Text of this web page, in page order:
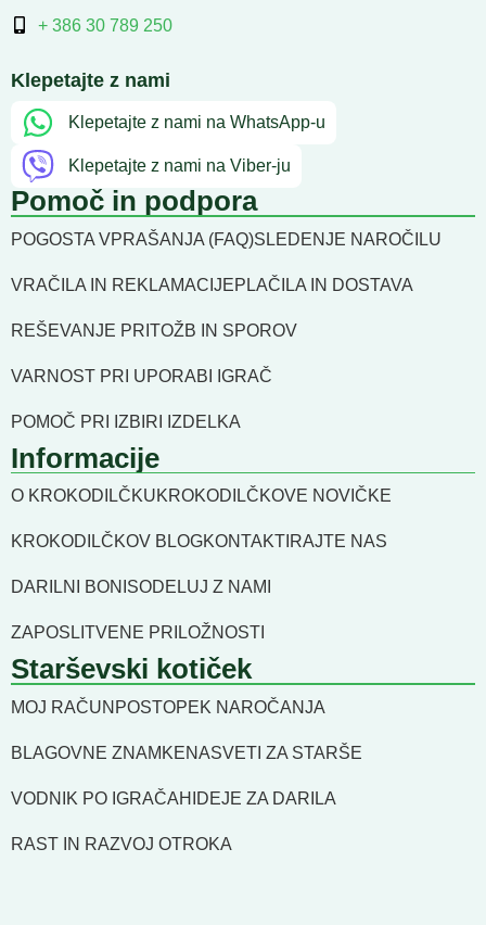
+ 386 30 789 250
Klepetajte z nami
Klepetajte z nami na WhatsApp-u
Klepetajte z nami na Viber-ju
Pomoč in podpora
POGOSTA VPRAŠANJA (FAQ)SLEDENJE NAROČILU
VRAČILA IN REKLAMACIJEPLAČILA IN DOSTAVA
REŠEVANJE PRITOŽB IN SPOROV
VARNOST PRI UPORABI IGRAČ
POMOČ PRI IZBIRI IZDELKA
Informacije
O KROKODILČKUKROKODILČKOVE NOVIČKE
KROKODILČKOV BLOGKONTAKTIRAJTE NAS
DARILNI BONI SODELUJ Z NAMI
ZAPOSLITVENE PRILOŽNOSTI
Starševski kotiček
MOJ RAČUN POSTOPEK NAROČANJA
BLAGOVNE ZNAMKENASVETI ZA STARŠE
VODNIK PO IGRAČAH IDEJE ZA DARILA
RAST IN RAZVOJ OTROKA